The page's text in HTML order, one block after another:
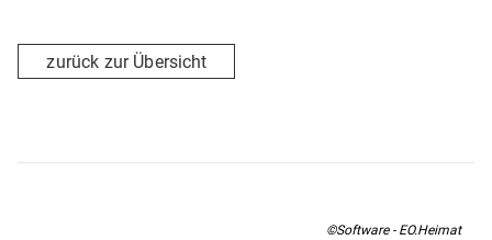
zurück zur Übersicht
©Software - EO.Heimat